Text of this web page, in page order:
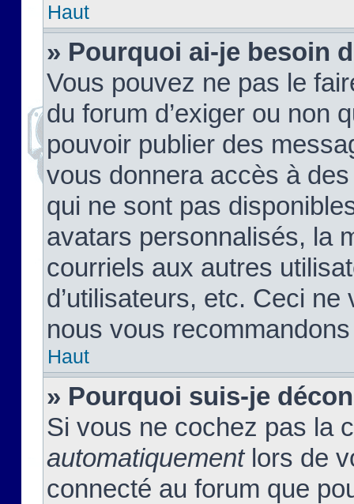
Haut
» Pourquoi ai-je besoin
Vous pouvez ne pas le
du forum d’exiger ou non
pouvoir publier des
vous donnera accès à
qui ne sont pas
avatars personnalisés, la
courriels aux autres
d’utilisateurs, etc. Ceci
nous vous
Haut
» Pourquoi suis-je
Si vous ne cochez pas la
automatiquementlors de
connecté au forum que